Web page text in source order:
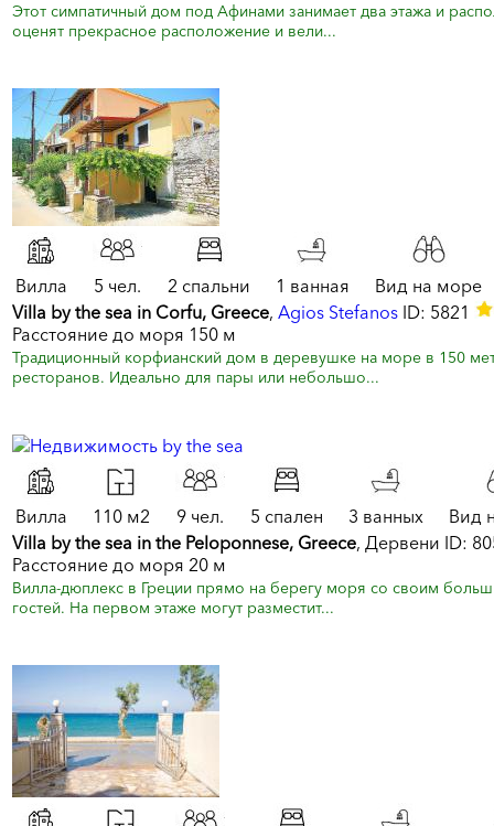
Этот cимпатичный дом под Афинами занимает два этажа и
оценят прекрасное расположение и вели...
Вилла 5 чел. 2 спальни 1 ванная
Вид на море
Villa by the sea in Corfu, Greece, Agios Stefanos ID: 5821
Расстояние до моря 150 м
Традиционный корфианский дом в деревушке на море в 150
ресторанов. Идеально для пары или небольшо...
Вилла 110 м2 9 чел. 5 спален 3 ванных
Вид
Villa by the sea in the Peloponnese, Greece, Дервени ID:
Расстояние до моря 20 м
Вилла-дюплекс в Греции прямо на берегу моря со своим
гостей. На первом этаже могут разместит...